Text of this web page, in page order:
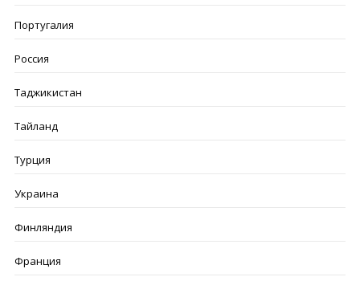
Португалия
Россия
Таджикистан
Тайланд
Турция
Украина
Финляндия
Франция